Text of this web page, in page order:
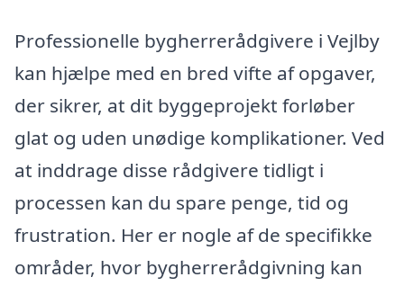
Professionelle bygherrerådgivere i Vejlby
kan hjælpe med en bred vifte af opgaver,
der sikrer, at dit byggeprojekt forløber
glat og uden unødige komplikationer. Ved
at inddrage disse rådgivere tidligt i
processen kan du spare penge, tid og
frustration. Her er nogle af de specifikke
områder, hvor bygherrerådgivning kan